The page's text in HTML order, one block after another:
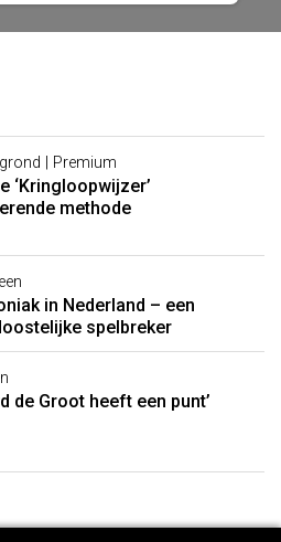
| Premium
‘Kringloopwijzer’
methode
in Nederland – een
spelbreker
de Groot heeft een punt’